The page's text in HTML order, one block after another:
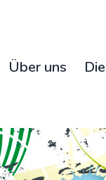
Über uns